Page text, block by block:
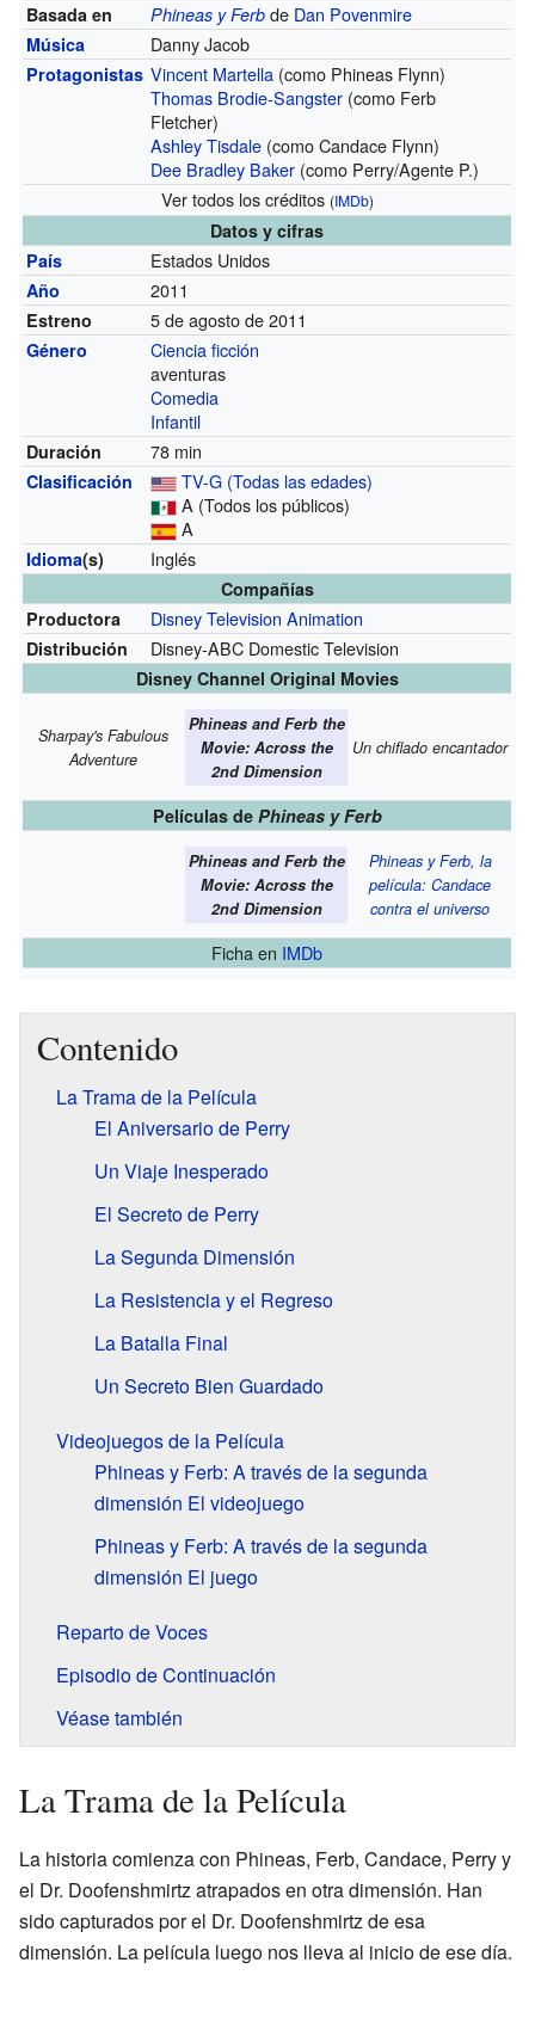
Basada en Phineas y Ferb de Dan Povenmire
Música Danny Jacob
Protagonistas Vincent Martella (como Phineas Flynn)
Thomas Brodie-Sangster (como Ferb
Fletcher)
Ashley Tisdale (como Candace Flynn)
Dee Bradley Baker (como Perry/Agente P.)
Ver todos los créditos (IMDb)
Datos y cifras
País
Estados Unidos
Año 2011
Estreno 5 de agosto de 2011
Género
Ciencia ficción
aventuras
Comedia
Infantil
Duración 78 min
Clasificación
TV-G (Todas las edades)
A (Todos los públicos)
A
Idioma(s) Inglés
Compañías
Productora
Disney Television Animation
Distribución Disney-ABC Domestic Television
Disney Channel Original Movies
Sharpay's Fabulous
Adventure
Phineas and Ferb the
Movie: Across the
2nd Dimension
Un chiflado encantador
Películas de Phineas y Ferb
Phineas and Ferb the
Movie: Across the
2nd Dimension
Phineas y Ferb, la
película: Candace
contra el universo
Fichaen IMDb
Contenido
La Trama de la Película
El Aniversario de Perry
Un Viaje Inesperado
El Secreto de Perry
La Segunda Dimensión
La Resistencia y el Regreso
La Batalla Final
Un Secreto Bien Guardado
Videojuegos de la Película
Phineas y Ferb: A través de la segunda
dimensión El videojuego
Phineas y Ferb: A través de la segunda
dimensión El juego
Reparto de Voces
Episodio de Continuación
Véase también
La Trama de la Película
La historia comienza con Phineas, Ferb, Candace, Perry y
el Dr. Doofenshmirtz atrapados en otra dimensión. Han
sido capturados por el Dr. Doofenshmirtz de esa
dimensión. La película luego nos lleva al inicio de ese día.